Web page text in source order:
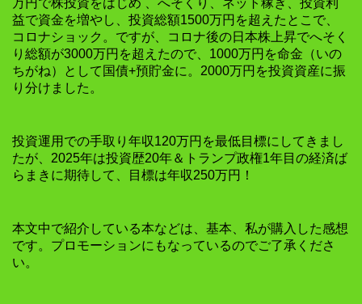
益で資金を増やし、投資総額1500万円を超えたとこで、
コロナショック。ですが、コロナ後の日本株上昇でへそく
り総額が3000万円を超えたので、1000万円を命金（いの
ちがね）として国債+預貯金に。2000万円を投資資産に振
り分けました。
投資運用での手取り年収120万円を最低目標にしてきまし
たが、2025年は投資歴20年＆トランプ政権1年目の経済ば
らまきに期待して、目標は年収250万円！
本文中で紹介している本などは、基本、私が購入した感想
です。プロモーションにもなっているのでご了承くださ
い。